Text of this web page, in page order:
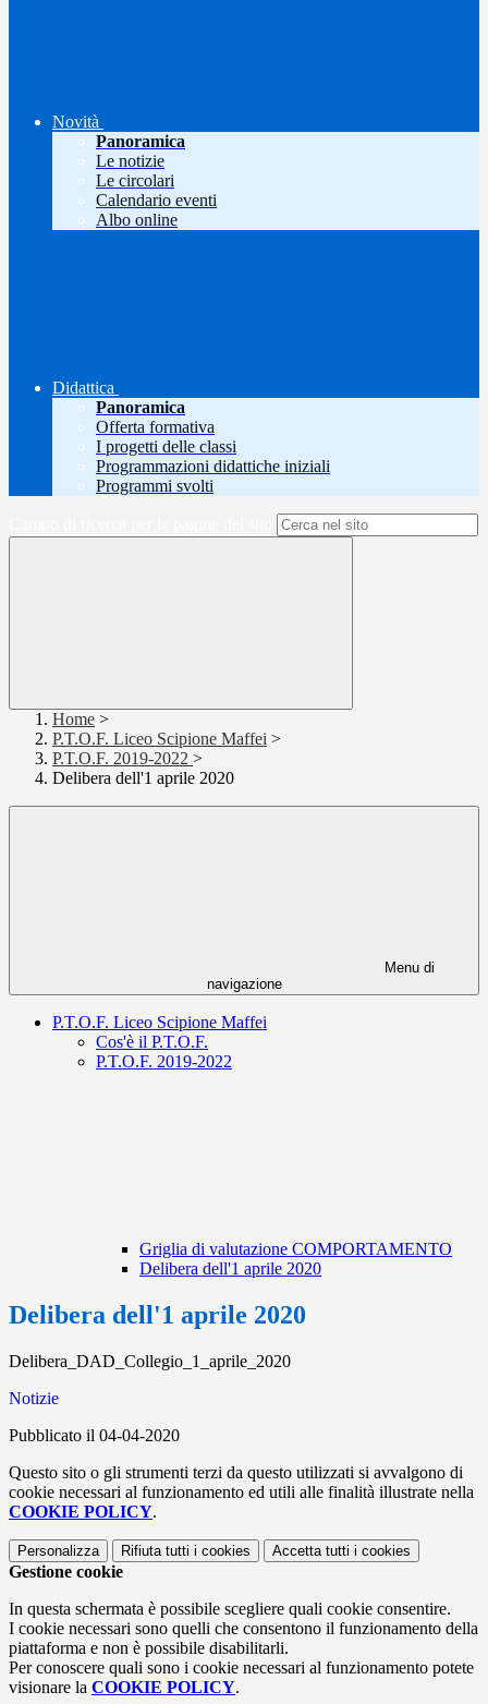
Novità
Panoramica
Le notizie
Le circolari
Calendario eventi
Albo online
Didattica
Panoramica
Offerta formativa
I progetti delle classi
Programmazioni didattiche iniziali
Programmi svolti
Home >
P.T.O.F. Liceo Scipione Maffei >
P.T.O.F. 2019-2022 >
Delibera dell'1 aprile 2020
Menu di
navigazione
P.T.O.F. Liceo Scipione Maffei
Cos'è il P.T.O.F.
P.T.O.F. 2019-2022
Griglia di valutazione COMPORTAMENTO
Delibera dell'1 aprile 2020
Delibera dell'1 aprile 2020
Delibera_DAD_Collegio_1_aprile_2020
Notizie
Pubblicato il 04-04-2020
Questo sito o gli strumenti terzi da questo utilizzati si avvalgono di
cookie necessari al funzionamento ed utili alle finalità illustrate nella
COOKIE POLICY.
Personalizza Rifiuta tutti i cookies Accetta tutti i cookies
Gestione cookie
In questa schermata è possibile scegliere quali cookie consentire.
I cookie necessari sono quelli che consentono il funzionamento della
piattaforma e non è possibile disabilitarli.
Per conoscere quali sono i cookie necessari al funzionamento potete
visionare la COOKIE POLICY.